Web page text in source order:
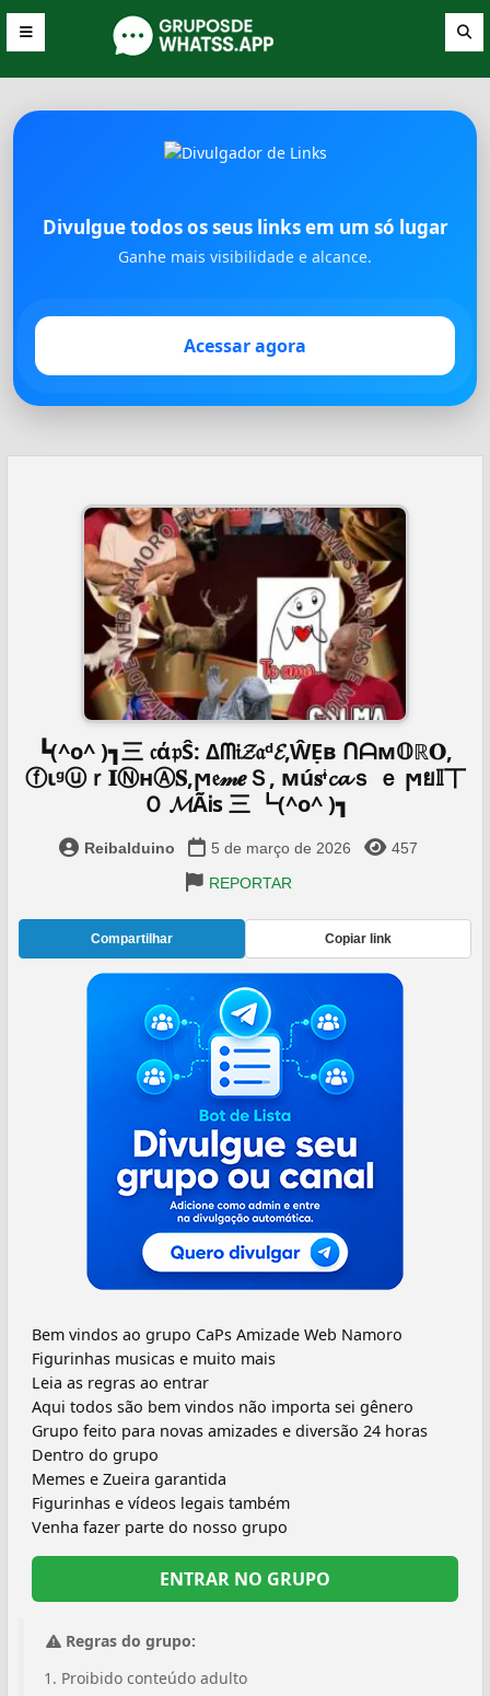
Divulgue todos os seus links em um só lugar
Ganhe mais visibilidade e alcance.
Acessar agora
┗(^o^ )┓三 𝔠ά𝔭Ŝ: Δᗰ𝔦𝓩𝔞ᵈ𝓔,ŴẸв ᑎᗩм𝕆ℝ𝐎,
ⓕιᵍⓤｒ𝐈ⓃнⒶ𝐒,ϻ𝔢𝓂𝒆Ｓ, мú𝐬ᶤ𝓬𝓪ｓ ｅ ϻย𝕀丅
Ｏ 𝓜ÃᎥѕ 三 ┗(^o^ )┓
Reibalduino 5 de março de 2026
457
REPORTAR
Compartilhar Copiar link
Bem vindos ao grupo CaPs Amizade Web Namoro
Figurinhas musicas e muito mais
Leia as regras ao entrar
Aqui todos são bem vindos não importa sei gênero
Grupo feito para novas amizades e diversão 24 horas
Dentro do grupo
Memes e Zueira garantida
Figurinhas e vídeos legais também
Venha fazer parte do nosso grupo
ENTRAR NO GRUPO
Regras do grupo:
Proibido conteúdo adulto